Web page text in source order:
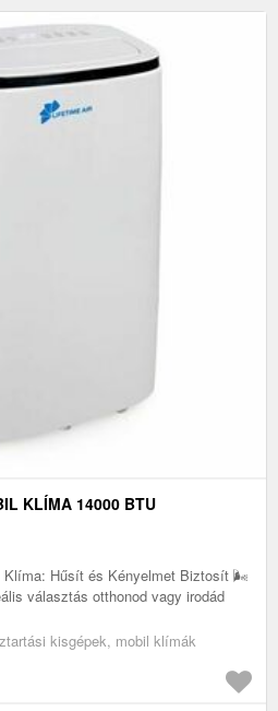
KLÍMA 14000 BTU
Klíma: Hűsít és Kényelmet Biztosít 🌬️
választás otthonod vagy irodád
kisgépek, mobil klímák